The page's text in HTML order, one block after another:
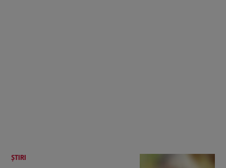
ȘTIRI